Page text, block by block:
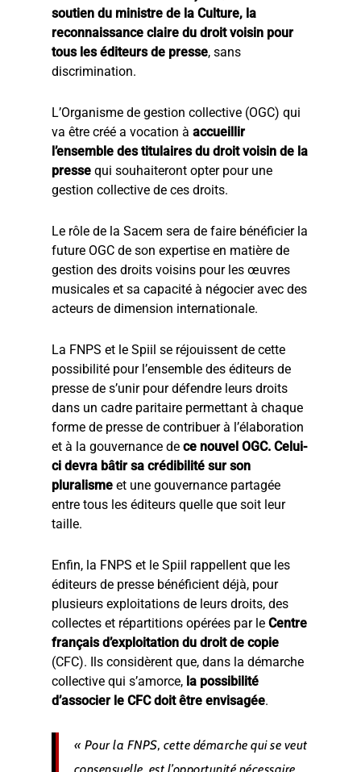
soutien du ministre de la Culture, la
reconnaissance claire du droit voisin pour
tous les éditeurs de presse, sans
discrimination.
L’Organisme de gestion collective (OGC) qui
va être créé a vocation à accueillir
l’ensemble des titulaires du droit voisin de la
presse qui souhaiteront opter pour une
gestion collective de ces droits.
Le rôle de la Sacem sera de faire bénéficier la
future OGC de son expertise en matière de
gestion des droits voisins pour les œuvres
musicales et sa capacité à négocier avec des
acteurs de dimension internationale.
La FNPS et le Spiil se réjouissent de cette
possibilité pour l’ensemble des éditeurs de
presse de s’unir pour défendre leurs droits
dans un cadre paritaire permettant à chaque
forme de presse de contribuer à l’élaboration
et à la gouvernance de ce nouvel OGC. Celui-
ci devra bâtir sa crédibilité sur son
pluralisme et une gouvernance partagée
entre tous les éditeurs quelle que soit leur
taille.
Enfin, la FNPS et le Spiil rappellent que les
éditeurs de presse bénéficient déjà, pour
plusieurs exploitations de leurs droits, des
collectes et répartitions opérées par le Centre
français d’exploitation du droit de copie
(CFC). Ils considèrent que, dans la démarche
collective qui s’amorce, la possibilité
d’associer le CFC doit être envisagée.
« Pour la FNPS, cette démarche qui se veut